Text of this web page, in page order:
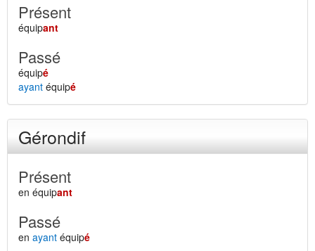
Présent
équipant
Passé
équipé
ayant équipé
Gérondif
Présent
en équipant
Passé
en ayant équipé